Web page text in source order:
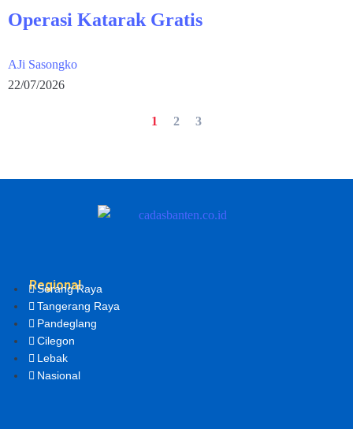
Operasi Katarak Gratis
AJi Sasongko
22/07/2026
1 2 3
Regional
Serang Raya
Tangerang Raya
Pandeglang
Cilegon
Lebak
Nasional